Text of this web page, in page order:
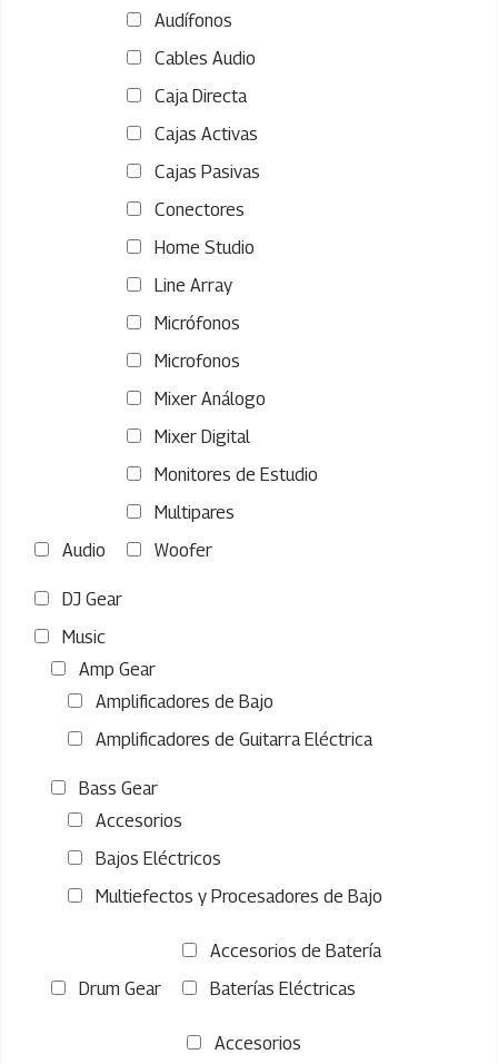
Audio
Audífonos
Cables Audio
Caja Directa
Cajas Activas
Cajas Pasivas
Conectores
Home Studio
Line Array
Micrófonos
Microfonos
Mixer Análogo
Mixer Digital
Monitores de Estudio
Multipares
Woofer
DJ Gear
Music
Amp Gear
Amplificadores de Bajo
Amplificadores de Guitarra Eléctrica
Bass Gear
Accesorios
Bajos Eléctricos
Multiefectos y Procesadores de Bajo
Drum Gear
Accesorios de Batería
Baterías Eléctricas
Accesorios